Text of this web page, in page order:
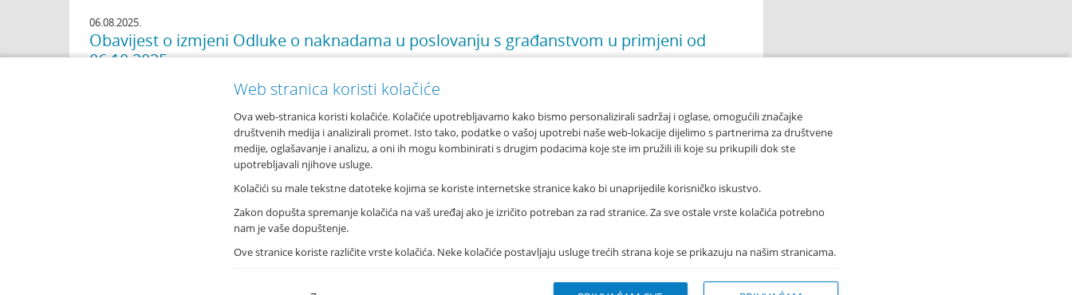
06.08.2025.
Obavijest o izmjeni Odluke o naknadama u poslovanju s građanstvom u primjeni od
06.10.2025
[1] 2 3 4 5 6 7 8 9 10 Next Last
Imex banka d.d.
T: +385 021 406 100
F: +385 021 345 588
info@imexbanka.hr
Info telefon
Web stranica koristi kolačiće
Ova web-stranica koristi kolačiće. Kolačiće upotrebljavamo kako bismo personalizirali sadržaj i oglase, omogućili značajke
društvenih medija i analizirali promet. Isto tako, podatke o vašoj upotrebi naše web-lokacije dijelimo s partnerima za društvene
medije, oglašavanje i analizu, a oni ih mogu kombinirati s drugim podacima koje ste im pružili ili koje su prikupili dok ste
upotrebljavali njihove usluge.
Kolačići su male tekstne datoteke kojima se koriste internetske stranice kako bi unaprijedile korisničko iskustvo.
Zakon dopušta spremanje kolačića na vaš uređaj ako je izričito potreban za rad stranice. Za sve ostale vrste kolačića potrebno
nam je vaše dopuštenje.
Ove stranice koriste različite vrste kolačića. Neke kolačiće postavljaju usluge trećih strana koje se prikazuju na našim stranicama.